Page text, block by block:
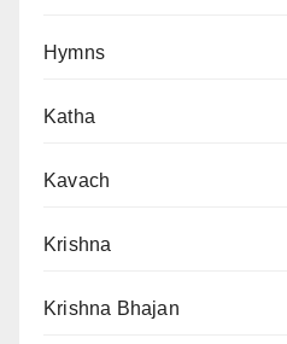
Hymns
Katha
Kavach
Krishna
Krishna Bhajan